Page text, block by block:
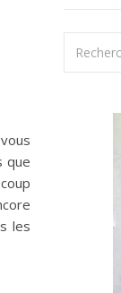
que
les